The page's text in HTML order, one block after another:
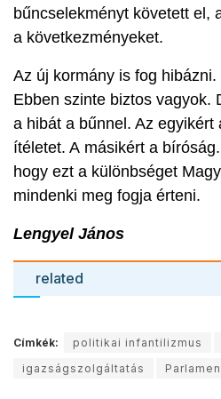
bűncselekményt követett el,
a következményeket.
Az új kormány is fog
Ebben szinte biztos vagyok.
a hibát a bűnnel. Az
ítéletet. A másikért a
hogy ezt a különbséget
mindenki meg fogja érteni.
Lengyel János
related
Címkék: politikai infantilizmus
igazságszolgáltatás